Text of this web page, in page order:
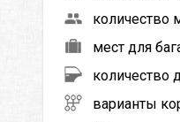
количество
мест для
количество
варианты